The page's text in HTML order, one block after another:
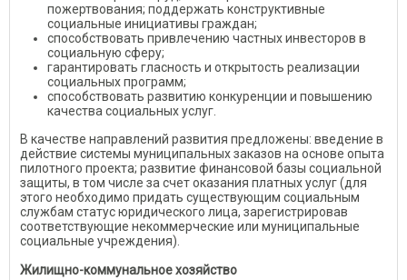
пожертвования; поддержать конструктивные
социальные инициативы граждан;
способствовать привлечению частных инвесторов в
социальную сферу;
гарантировать гласность и открытость реализации
социальных программ;
способствовать развитию конкуренции и повышению
качества социальных услуг.
В качестве направлений развития предложены: введение в
действие системы муниципальных заказов на основе опыта
пилотного проекта; развитие финансовой базы социальной
защиты, в том числе за счет оказания платных услуг (для
этого необходимо придать существующим социальным
службам статус юридического лица, зарегистрировав
соответствующие некоммерческие или муниципальные
социальные учреждения).
Жилищно-коммунальное хозяйство